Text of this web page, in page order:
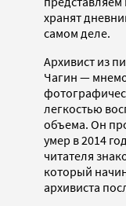
хранят
самом деле.
Архивист из
Чагин —
легкостью
объема. Он
умер в 2014
читателя
который
архивиста